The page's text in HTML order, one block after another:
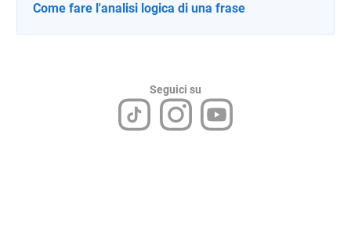
Come fare l'analisi logica di una frase
Seguici su